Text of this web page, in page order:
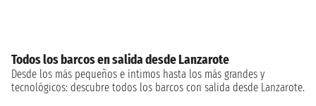
Todos los barcos en salida desde Lanzarote
Desde los más pequeños e íntimos hasta los más grandes y
tecnológicos: descubre todos los barcos con salida desde Lanzarote.